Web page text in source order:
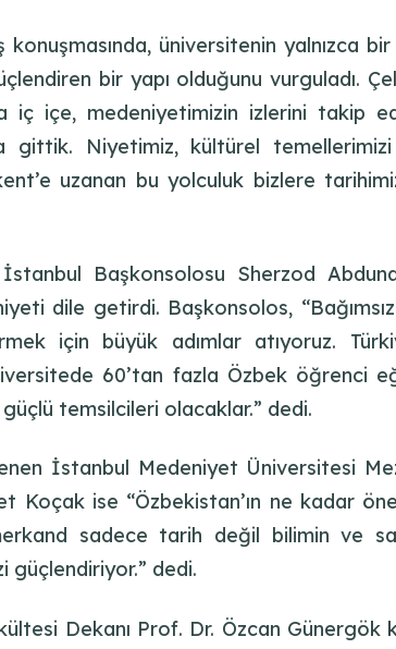
üniversitenin yalnızca
bir yapı olduğunu vurguladı.
iç içe, medeniyetimizin izlerini takip
gittik. Niyetimiz, kültürel
uzanan bu yolculuk bizlere
Başkonsolosu Sherzod
dile getirdi. Başkonsolos,
için büyük adımlar atıyoruz.
60’tan fazla Özbek öğrenci
temsilcileri olacaklar.” dedi.
İstanbul Medeniyet Üniversitesi
Koçak ise “Özbekistan’ın ne kadar
sadece tarih değil bilimin ve
güçlendiriyor.” dedi.
Dekanı Prof. Dr. Özcan Günergök